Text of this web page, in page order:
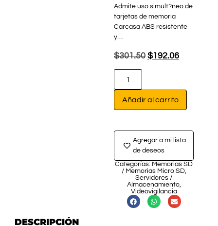
Admite uso simult?neo de
tarjetas de memoria
Carcasa ABS resistente
y…
$301.50 $192.06
Añadir al carrito
Agregar a mi lista
de deseos
Categorías: Memorias SD
/ Memorias Micro SD,
Servidores /
Almacenamiento,
Videovigilancia
DESCRIPCIÓN